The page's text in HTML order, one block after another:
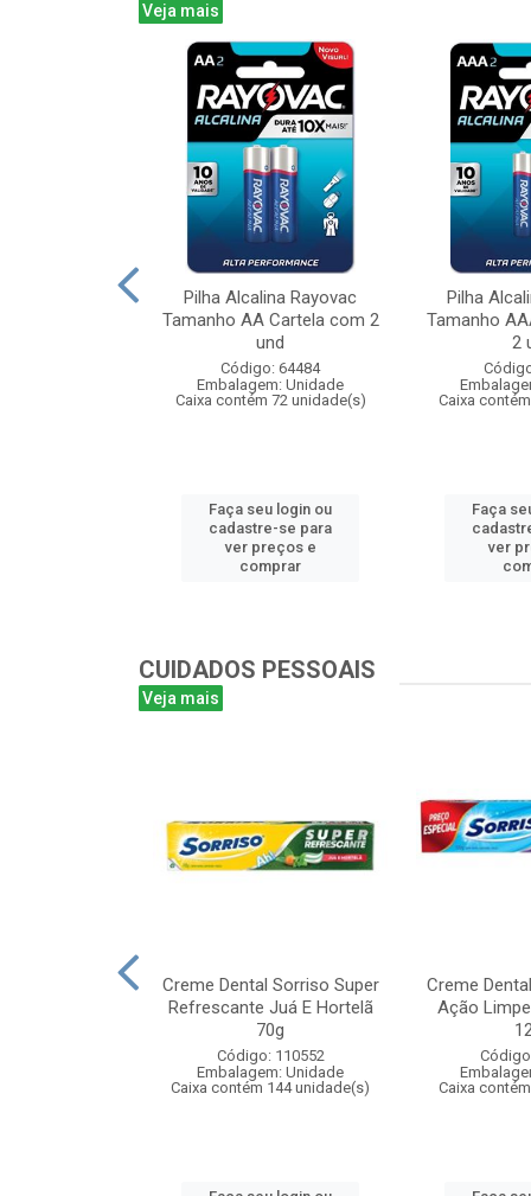
Veja mais
Pilha Alcalina Rayovac
Tamanho AA Cartela com 2
und
Código: 64484
Embalagem: Unidade
Caixa contém 72 unidade(s)
Faça seu login ou
cadastre-se para
ver preços e
comprar
Pilha
Tamanho
2
Caixa
Faça
ver
CUIDADOS PESSOAIS
Veja mais
Creme Dental Sorriso Super
Refrescante Juá E Hortelã
70g
Código: 110552
Embalagem: Unidade
Caixa contém 144 unidade(s)
Creme
Ação
Caixa